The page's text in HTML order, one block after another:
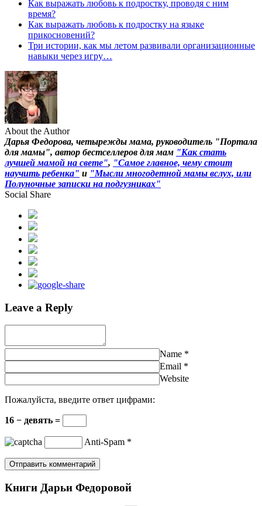
Как выражать любовь к подростку, проводя с ним
время?
Как выражать любовь к подростку на языке
прикосновений?
Три истории, как мы летом развивали организационные
навыки через игру…
About the Author
Дарья Федорова, четырежды мама, руководитель "Портала
для мамы", автор бестселлеров для мам "Как стать
лучшей мамой на свете", "Самое главное, чему стоит
научить ребенка" и "Мысли многодетной мамы вслух, или
Полуночные записки на подгузниках"
Social Share
Leave a Reply
Name *
Email *
Website
Пожалуйста, введите ответ цифрами:
16 − девять =
Anti-Spam *
Книги Дарьи Федоровой